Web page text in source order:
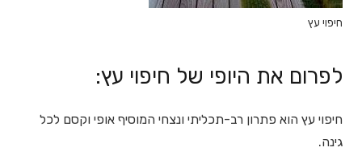
חיפוי עץ
לפרום את היופי של חיפוי עץ:
חיפוי עץ הוא פתרון רב-תכליתי ונצחי המוסיף אופי וקסם לכל
גינה.